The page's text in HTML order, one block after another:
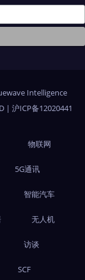
Intelligence
| 沪ICP备12020441
物联网
5G通讯
智能汽车
无人机
访谈
SCF